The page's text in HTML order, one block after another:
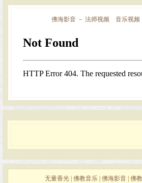
佛海影音 － 法师视频 音乐视频
无量香光 佛教音乐 佛海影音 佛